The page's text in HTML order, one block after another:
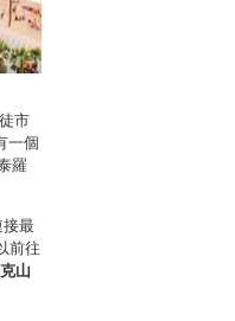
市
一個
羅
最
前往
山